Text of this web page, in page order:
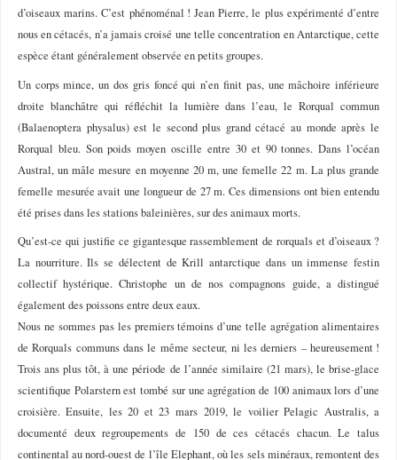
d’oiseaux marins. C’est phénoménal ! Jean Pierre, le plus expérimenté d’entre
nous en cétacés, n’a jamais croisé une telle concentration en Antarctique, cette
espèce étant généralement observée en petits groupes.
Un corps mince, un dos gris foncé qui n’en finit pas, une mâchoire inférieure
droite blanchâtre qui réfléchit la lumière dans l’eau, le Rorqual commun
(Balaenoptera physalus) est le second plus grand cétacé au monde après le
Rorqual bleu. Son poids moyen oscille entre 30 et 90 tonnes. Dans l’océan
Austral, un mâle mesure en moyenne 20 m, une femelle 22 m. La plus grande
femelle mesurée avait une longueur de 27 m. Ces dimensions ont bien entendu
été prises dans les stations baleinières, sur des animaux morts.
Qu’est-ce qui justifie ce gigantesque rassemblement de rorquals et d’oiseaux ?
La nourriture. Ils se délectent de Krill antarctique dans un immense festin
collectif hystérique. Christophe un de nos compagnons guide, a distingué
également des poissons entre deux eaux.
Nous ne sommes pas les premiers témoins d’une telle agrégation alimentaires
de Rorquals communs dans le même secteur, ni les derniers – heureusement !
Trois ans plus tôt, à une période de l’année similaire (21 mars), le brise-glace
scientifique Polarstern est tombé sur une agrégation de 100 animaux lors d’une
croisière. Ensuite, les 20 et 23 mars 2019, le voilier Pelagic Australis, a
documenté deux regroupements de 150 de ces cétacés chacun. Le talus
continental au nord-ouest de l’île Elephant, où les sels minéraux, remontent des